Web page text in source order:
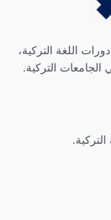
اللغة التركية،
الجامعات التركية.